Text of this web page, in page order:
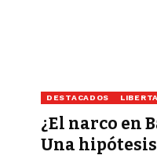
DESTACADOS
¿El narco en
Una